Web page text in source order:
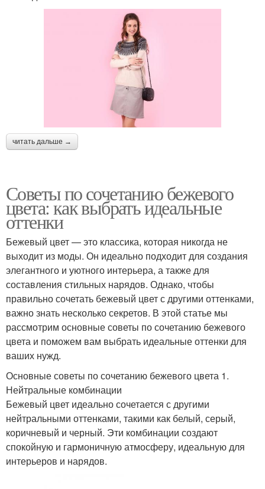
читать дальше →
Советы по сочетанию бежевого
цвета: как выбрать идеальные
оттенки
Бежевый цвет — это классика, которая никогда не
выходит из моды. Он идеально подходит для создания
элегантного и уютного интерьера, а также для
составления стильных нарядов. Однако, чтобы
правильно сочетать бежевый цвет с другими оттенками,
важно знать несколько секретов. В этой статье мы
рассмотрим основные советы по сочетанию бежевого
цвета и поможем вам выбрать идеальные оттенки для
ваших нужд.
Основные советы по сочетанию бежевого цвета 1.
Нейтральные комбинации
Бежевый цвет идеально сочетается с другими
нейтральными оттенками, такими как белый, серый,
коричневый и черный. Эти комбинации создают
спокойную и гармоничную атмосферу, идеальную для
интерьеров и нарядов.